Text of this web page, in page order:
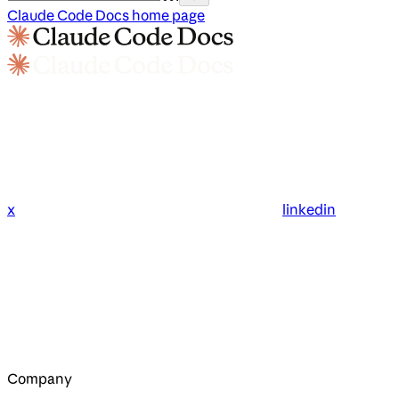
Claude Code Docs home page
x linkedin
Company